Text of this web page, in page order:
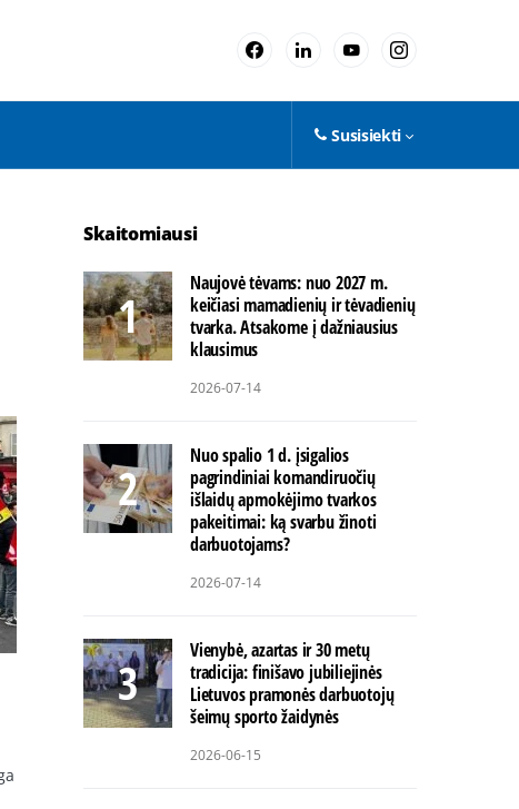
Susisiekti
Skaitomiausi
Naujovė tėvams: nuo 2027 m.
keičiasi mamadienių ir tėvadienių
tvarka. Atsakome į dažniausius
klausimus
2026-07-14
Nuo spalio 1 d. įsigalios
pagrindiniai komandiruočių
išlaidų apmokėjimo tvarkos
pakeitimai: ką svarbu žinoti
darbuotojams?
2026-07-14
Vienybė, azartas ir 30 metų
tradicija: finišavo jubiliejinės
Lietuvos pramonės darbuotojų
šeimų sporto žaidynės
2026-06-15